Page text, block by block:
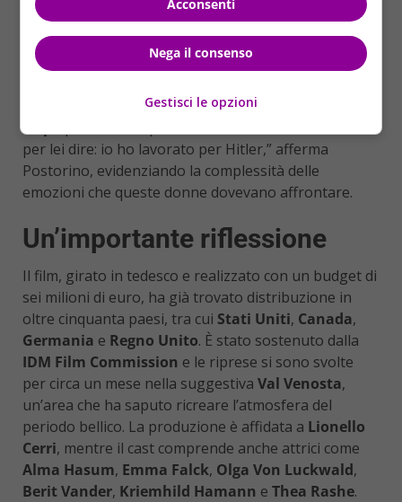
AncheRosella Postorino, autrice del romanzo, è
rimasta colpita dall’aspetto umano della storia.
Racconta di come la protagonista avesse rivelato
assaggiatrice, evidenziando un senso di
colpa
per lei dire: io ho lavorato per Hitler,” afferma
Postorino, evidenziando la complessità delle
emozioni che queste donne dovevano affrontare.
Un’importante riflessione
Il film, girato in tedesco e realizzato con un budget di
sei milioni di euro, ha già trovato distribuzione in
oltre cinquanta paesi, tra cui Stati Uniti, Canada,
Germania e Regno Unito. È stato sostenuto dalla
IDM Film Commission e le riprese si sono svolte
per circa un mese nella suggestiva Val Venosta,
un’area che ha saputo ricreare l’atmosfera del
periodo bellico. La produzione è affidata a Lionello
Cerri, mentre il cast comprende anche attrici come
Alma Hasum, Emma Falck, Olga Von Luckwald,
Berit Vander, Kriemhild Hamann e Thea Rashe.
Acconsenti
Nega il consenso
Gestisci le opzioni